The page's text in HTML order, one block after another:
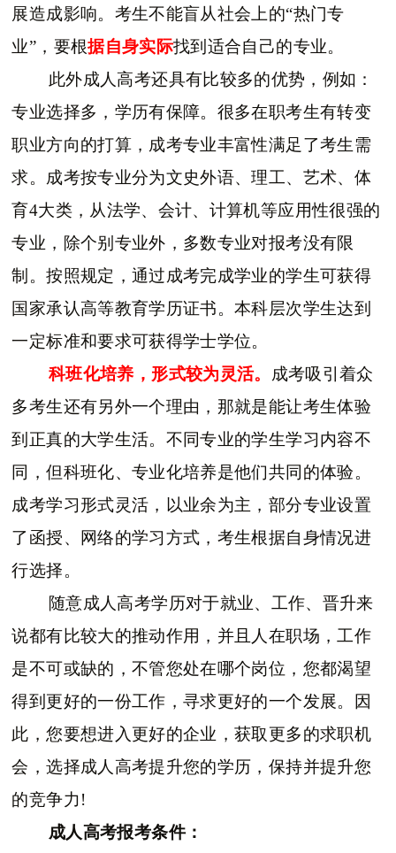
展造成影响。考生不能盲从社会上的“热门专
业”，要根据自身实际找到适合自己的专业。
此外成人高考还具有比较多的优势，例如：
专业选择多，学历有保障。很多在职考生有转变
职业方向的打算，成考专业丰富性满足了考生需
求。成考按专业分为文史外语、理工、艺术、体
育4大类，从法学、会计、计算机等应用性很强的
专业，除个别专业外，多数专业对报考没有限
制。按照规定，通过成考完成学业的学生可获得
国家承认高等教育学历证书。本科层次学生达到
一定标准和要求可获得学士学位。
科班化培养，形式较为灵活。
成考吸引着众
多考生还有另外一个理由，那就是能让考生体验
到正真的大学生活。不同专业的学生学习内容不
同，但科班化、专业化培养是他们共同的体验。
成考学习形式灵活，以业余为主，部分专业设置
了函授、网络的学习方式，考生根据自身情况进
行选择。
随意成人高考学历对于就业、工作、晋升来
说都有比较大的推动作用，并且人在职场，工作
是不可或缺的，不管您处在哪个岗位，您都渴望
得到更好的一份工作，寻求更好的一个发展。因
此，您要想进入更好的企业，获取更多的求职机
会，选择成人高考提升您的学历，保持并提升您
的竞争力!
成人高考报考条件：